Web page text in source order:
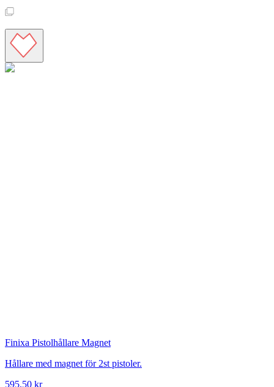
Finixa Pistolhållare Magnet
Hållare med magnet för 2st pistoler.
595.50 kr